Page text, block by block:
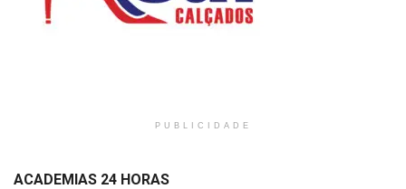
PUBLICIDADE
ACADEMIAS 24 HORAS